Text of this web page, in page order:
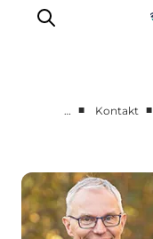
Programmer
Vidensbank
Om os
… ■ Kontakt ■